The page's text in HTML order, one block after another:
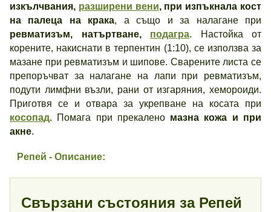
изкълчвания, разширени вени, при изпъкнала кост
на палеца на крака, а също и за налагане при
ревматизъм, натъртване, подагра. Настойка от
корените, накиснати в терпентин (1:10), се използва за
мазане при ревматизъм и шипове. Сварените листа се
препоръчват за налагане на лапи при ревматизъм,
подути лимфни възли, рани от изгаряния, хемороиди.
Приготвя се и отвара за укрепване на косата при
косопад. Помага при прекалено мазна кожа и при
акне.
Репей - Описание:
Свързани състояния за Репей